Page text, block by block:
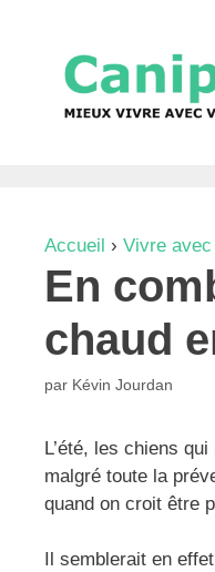
Accueil › Vivre
En
chaud
par Kévin Jourdan
L’été, les chiens
malgré toute la
quand on croit être
Il semblerait en